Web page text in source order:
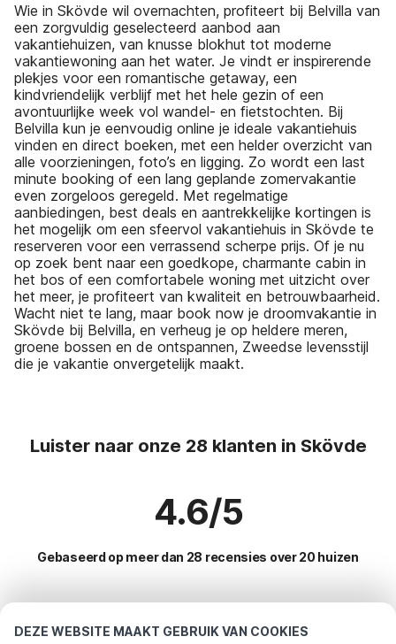
DEZE WEBSITE MAAKT GEBRUIK VAN COOKIES
Wie in Skövde wil overnachten, profiteert bij Belvilla van
een zorgvuldig geselecteerd aanbod aan
vakantiehuizen, van knusse blokhut tot moderne
vakantiewoning aan het water. Je vindt er inspirerende
plekjes voor een romantische getaway, een
kindvriendelijk verblijf met het hele gezin of een
avontuurlijke week vol wandel- en fietstochten. Bij
Belvilla kun je eenvoudig online je ideale vakantiehuis
vinden en direct boeken, met een helder overzicht van
alle voorzieningen, foto’s en ligging. Zo wordt een last
minute booking of een lang geplande zomervakantie
even zorgeloos geregeld. Met regelmatige
aanbiedingen, best deals en aantrekkelijke kortingen is
het mogelijk om een sfeervol vakantiehuis in Skövde te
reserveren voor een verrassend scherpe prijs. Of je nu
op zoek bent naar een goedkope, charmante cabin in
het bos of een comfortabele woning met uitzicht over
het meer, je profiteert van kwaliteit en betrouwbaarheid.
Wacht niet te lang, maar book now je droomvakantie in
Skövde bij Belvilla, en verheug je op heldere meren,
groene bossen en de ontspannen, Zweedse levensstijl
die je vakantie onvergetelijk maakt.
Luister naar onze 28 klanten in Skövde
4.6/5
Gebaseerd op meer dan 28 recensies over 20 huizen
Meest populaire bestemmingen voor